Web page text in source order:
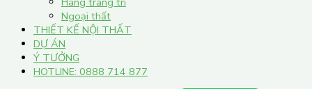
Ngoại thất
THIẾT KẾ NỘI THẤT
DỰ ÁN
Ý TƯỞNG
HOTLINE: 0888 714 877